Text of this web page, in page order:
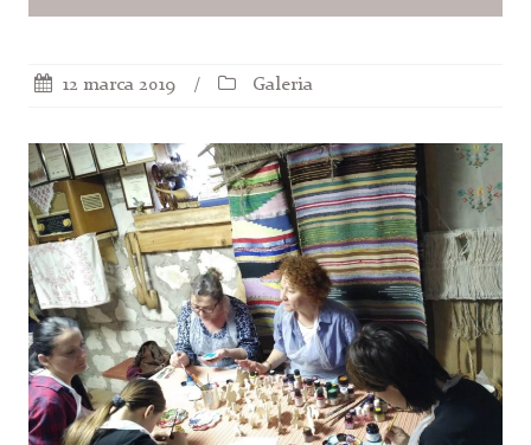
12 marca 2019 Galeria